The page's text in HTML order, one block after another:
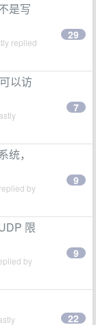
是写
replied
29
以访
7
统，
by
9
限
by
9
22